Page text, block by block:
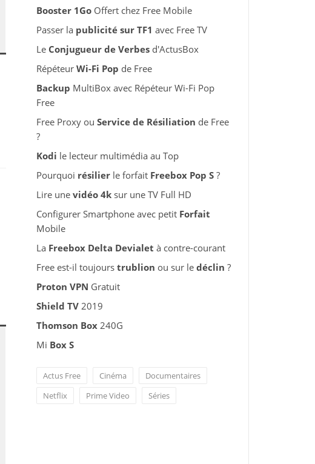
Booster 1GoOffert chez Free Mobile
Passer la publicité sur TF1 avec Free TV
Le Conjugueur de Verbesd'ActusBox
Répéteur Wi-Fi Pop de Free
Backup MultiBox avec Répéteur Wi-Fi Pop
Free
Free Proxy ou Service de Résiliation de Free
?
Kodi le lecteur multimédia au Top
Pourquoi résilierle forfait Freebox Pop S?
Lire une vidéo 4ksur une TV Full HD
Configurer Smartphone avec petit Forfait
Mobile
La Freebox Delta Devialet à contre-courant
Free est-il toujours trublion ou sur le déclin ?
Proton VPN Gratuit
Shield TV2019
Thomson Box240G
Mi Box S
Actus Free Cinéma
Documentaires
Netflix
Prime Video Séries